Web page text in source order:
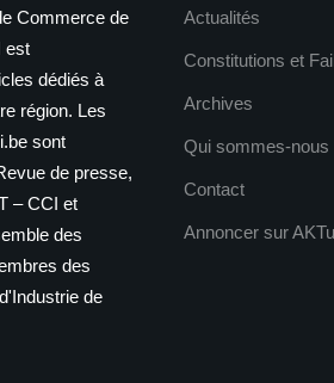
Commerce de
est
dédiés à
région. Les
sont
de presse,
– CCI et
des
des
de
Actualités
Constitutions et
Archives
Qui sommes-nous
Contact
Annoncer sur